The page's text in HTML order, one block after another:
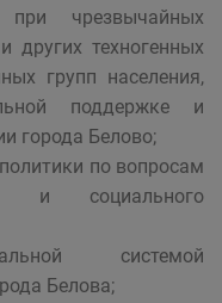
при чрезвычайных
других техногенных
групп населения,
поддержке и
города Белово;
по вопросам
и социального
системой
Белова;